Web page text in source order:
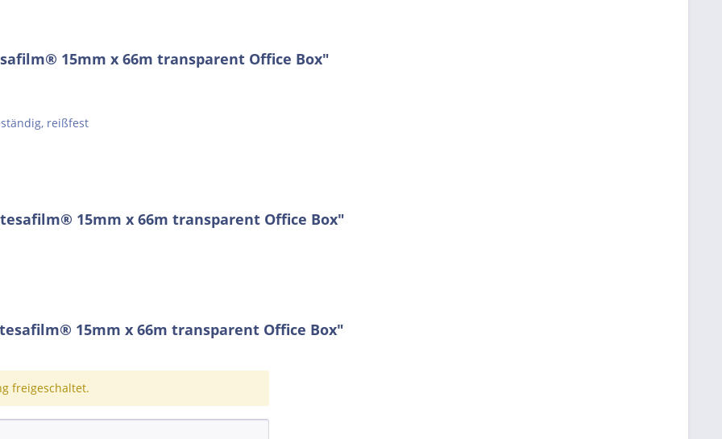
15mm x 66m transparent Office Box"
reißfest
15mm x 66m transparent Office Box"
15mm x 66m transparent Office Box"
freigeschaltet.